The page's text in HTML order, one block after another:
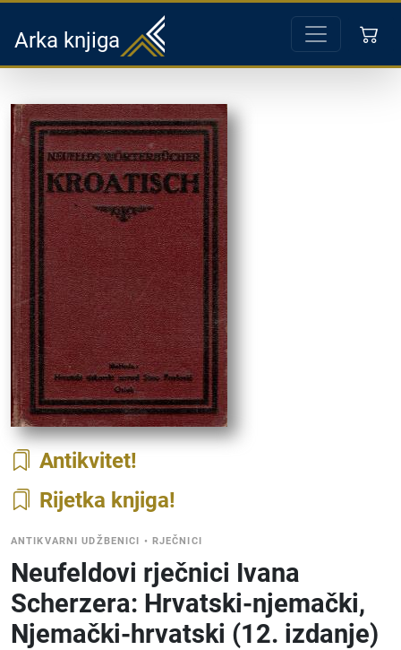
Arka knjiga
Antikvitet
Rijetka knjiga
ANTIKVARNI UDŽBENICI • RJEČNICI
Neufeldovi rječnici Ivana
Scherzera: Hrvatski-njemački,
Njemački-hrvatski (12. izdanje)